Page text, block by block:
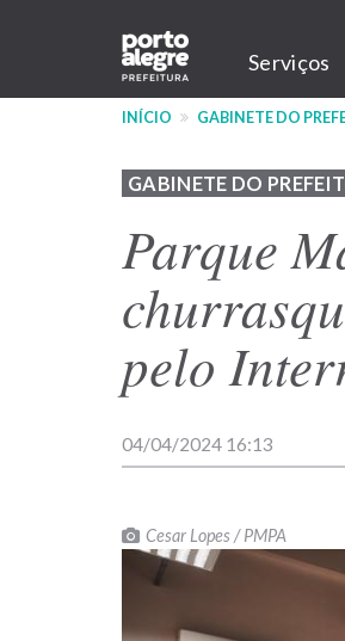
conteúdo
Main
navigation
Serviços
INÍCIO GABINETE DO
GABINETE DO
Parque
pelo
04/04/2024 16:13
Cesar Lopes / PMPA